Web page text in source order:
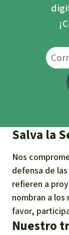
Salva la
Nos
defensa de
refieren a
nombran a los
favor,
Nuestro